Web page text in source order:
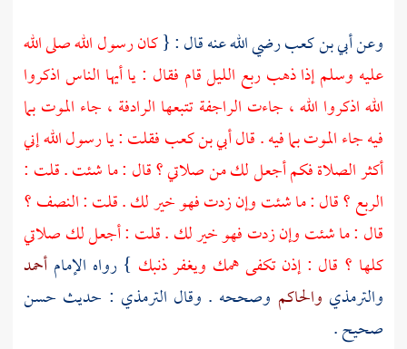
وعنأبي بن كعبرضي الله عنه قال : {كان رسول الله صلى الله
عليه وسلم إذا ذهب ربع الليل قام فقال : يا أيها الناس اذكروا
الله اذكروا الله ، جاءت الراجفة تتبعها الرادفة ، جاء الموت بما
فيه جاء الموت بما فيه . قالأبي بن كعبفقلت : يا رسول الله إني
أكثر الصلاة فكم أجعل لك من صلاتي ؟ قال : ما شئت . قلت :
الربع ؟ قال : ما شئت وإن زدت فهو خير لك . قلت : النصف ؟
قال : ما شئت وإن زدت فهو خير لك . قلت : أجعل لك صلاتي
كلها ؟ قال : إذن تكفى همك ويغفر ذنبك } رواه الإمام أحمد
والترمذي والحاكم وصححه . وقال الترمذي : حديث حسن
صحيح .